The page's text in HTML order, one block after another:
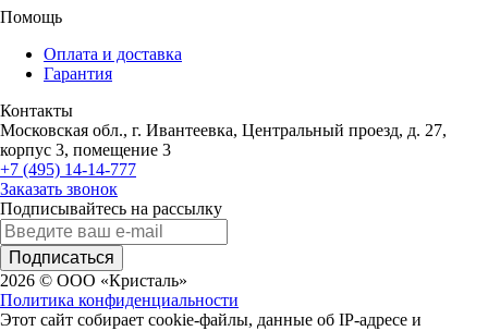
Помощь
Оплата и доставка
Гарантия
Контакты
Московская обл., г. Ивантеевка, Центральный проезд, д. 27,
корпус 3, помещение 3
+7 (495) 14-14-777
Заказать звонок
Подписывайтесь на рассылку
Подписаться
2026 © ООО «Кристаль»
Политика конфиденциальности
Этот сайт собирает cookie-файлы, данные об IP-адресе и